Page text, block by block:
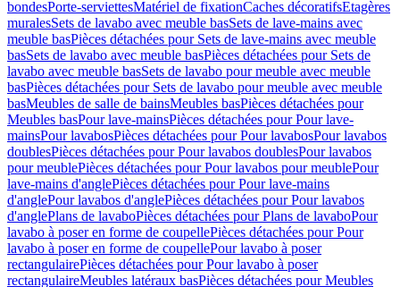
bondesPorte-serviettesMatériel de fixationCaches décoratifsEtagères
muralesSets de lavabo avec meuble basSets de lave-mains avec
meuble basPièces détachées pour Sets de lave-mains avec meuble
basSets de lavabo avec meuble basPièces détachées pour Sets de
lavabo avec meuble basSets de lavabo pour meuble avec meuble
basPièces détachées pour Sets de lavabo pour meuble avec meuble
basMeubles de salle de bainsMeubles basPièces détachées pour
Meubles basPour lave-mainsPièces détachées pour Pour lave-
mainsPour lavabosPièces détachées pour Pour lavabosPour lavabos
doublesPièces détachées pour Pour lavabos doublesPour lavabos
pour meublePièces détachées pour Pour lavabos pour meublePour
lave-mains d'anglePièces détachées pour Pour lave-mains
d'anglePour lavabos d'anglePièces détachées pour Pour lavabos
d'anglePlans de lavaboPièces détachées pour Plans de lavaboPour
lavabo à poser en forme de coupellePièces détachées pour Pour
lavabo à poser en forme de coupellePour lavabo à poser
rectangulairePièces détachées pour Pour lavabo à poser
rectangulaireMeubles latéraux basPièces détachées pour Meubles